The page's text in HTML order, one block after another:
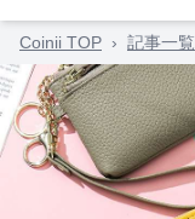
Coinii TOP › 記事一覧